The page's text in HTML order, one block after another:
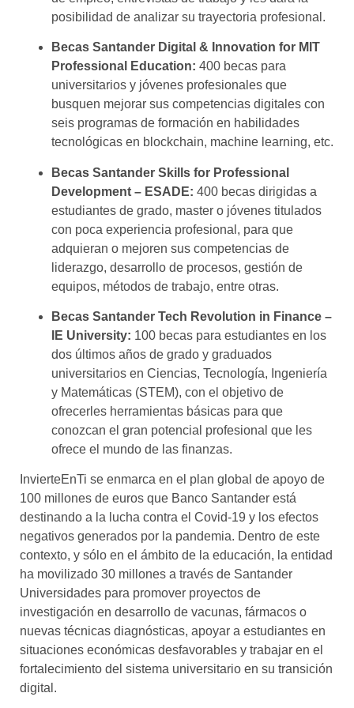
posibilidad de analizar su trayectoria profesional.
Becas Santander Digital & Innovation for MIT
Professional Education: 400 becas para
universitarios y jóvenes profesionales que
busquen mejorar sus competencias digitales con
seis programas de formación en habilidades
tecnológicas en blockchain, machine learning, etc.
Becas Santander Skills for Professional
Development – ESADE: 400 becas dirigidas a
estudiantes de grado, master o jóvenes titulados
con poca experiencia profesional, para que
adquieran o mejoren sus competencias de
liderazgo, desarrollo de procesos, gestión de
equipos, métodos de trabajo, entre otras.
Becas Santander Tech Revolution in Finance –
IE University: 100 becas para estudiantes en los
dos últimos años de grado y graduados
universitarios en Ciencias, Tecnología, Ingeniería
y Matemáticas (STEM), con el objetivo de
ofrecerles herramientas básicas para que
conozcan el gran potencial profesional que les
ofrece el mundo de las finanzas.
InvierteEnTi se enmarca en el plan global de apoyo de
100 millones de euros que Banco Santander está
destinando a la lucha contra el Covid-19 y los efectos
negativos generados por la pandemia. Dentro de este
contexto, y sólo en el ámbito de la educación, la entidad
ha movilizado 30 millones a través de Santander
Universidades para promover proyectos de
investigación en desarrollo de vacunas, fármacos o
nuevas técnicas diagnósticas, apoyar a estudiantes en
situaciones económicas desfavorables y trabajar en el
fortalecimiento del sistema universitario en su transición
digital.